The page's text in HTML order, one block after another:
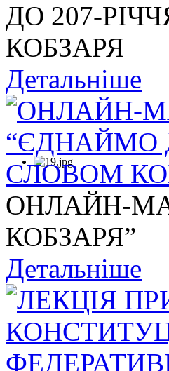
ДО 207-
КОБЗАРЯ
Детальніше
ОНЛАЙН-
КОБЗАРЯ”
Детальніше